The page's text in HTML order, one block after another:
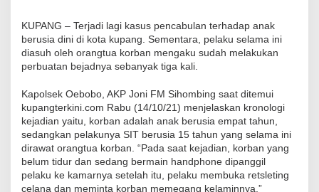
KUPANG – Terjadi lagi kasus pencabulan terhadap anak
berusia dini di kota kupang. Sementara, pelaku selama ini
diasuh oleh orangtua korban mengaku sudah melakukan
perbuatan bejadnya sebanyak tiga kali.
Kapolsek Oebobo, AKP Joni FM Sihombing saat ditemui
kupangterkini.com Rabu (14/10/21) menjelaskan kronologi
kejadian yaitu, korban adalah anak berusia empat tahun,
sedangkan pelakunya SIT berusia 15 tahun yang selama ini
dirawat orangtua korban. “Pada saat kejadian, korban yang
belum tidur dan sedang bermain handphone dipanggil
pelaku ke kamarnya setelah itu, pelaku membuka retsleting
celana dan meminta korban memegang kelaminnya,”